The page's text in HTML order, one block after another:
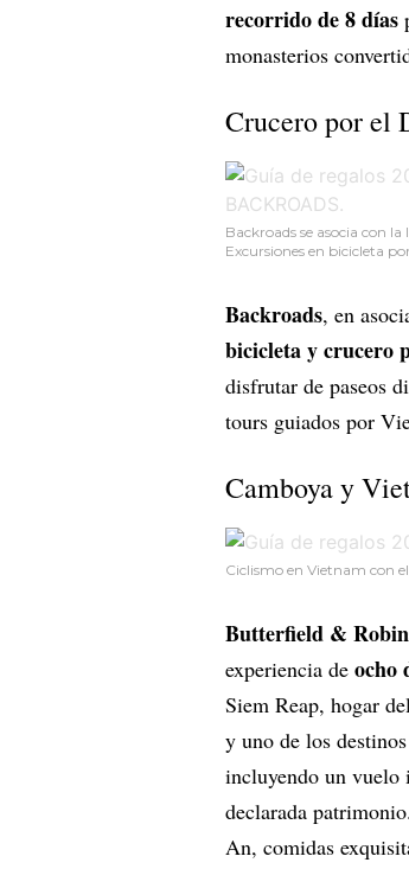
recorrido de 8 días
monasterios
Crucero por el
Backroads se asocia con
Excursiones en bicicleta
Backroads, en
bicicleta y crucero
disfrutar de paseos
tours guiados por
Camboya y
Ciclismo en Vietnam con
Butterfield &
experiencia de ocho
Siem Reap, hogar
y uno de los
incluyendo un vuelo
declarada
An, comidas